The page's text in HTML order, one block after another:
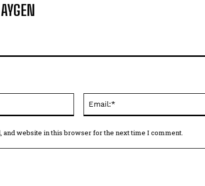
AYGEN
and website in this browser for the next time I comment.